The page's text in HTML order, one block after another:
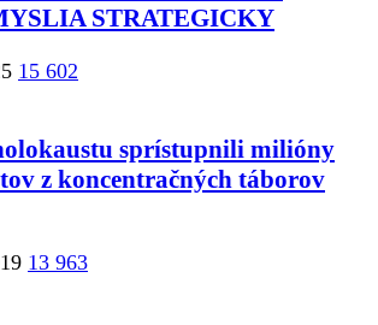
STRATEGICKY
15 602
sprístupnili milióny
z koncentračných táborov
13 963